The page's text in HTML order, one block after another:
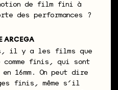
de film fini à
des performances ?
ARCEGA
il y a les films que
comme finis, qui sont
16mm. On peut dire
finis, même s’il